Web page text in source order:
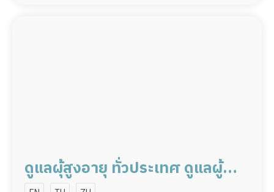
ดูแลผุ้สูงอายุ ทั่วประเทศ ดูแลผู้